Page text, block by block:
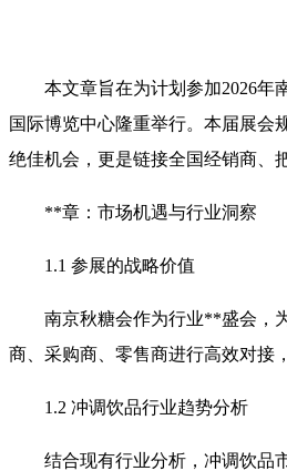
本文章旨在为计划参加2026年
国际博览中心隆重举行。本届展会
绝佳机会，更是链接全国经销商、
**章：市场机遇与行业洞察
1.1 参展的战略价值
南京秋糖会作为行业**盛会，
商、采购商、零售商进行高效对接
1.2 冲调饮品行业趋势分析
结合现有行业分析，冲调饮品